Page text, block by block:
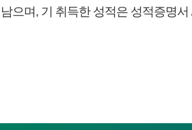
으며, 기 취득한 성적은 성적증명